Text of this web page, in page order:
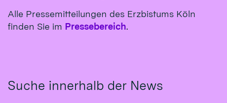
Alle Pressemitteilungen des Erzbistums Köln
finden Sie im Pressebereich.
Suche innerhalb der News